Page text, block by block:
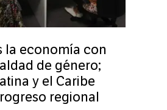
la economía con
de género;
y el Caribe
regional